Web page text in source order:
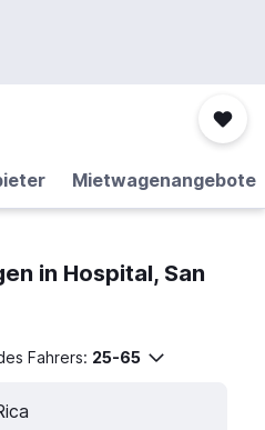
Mietwagenangebote
in Hospital, San
Fahrers: 25-65